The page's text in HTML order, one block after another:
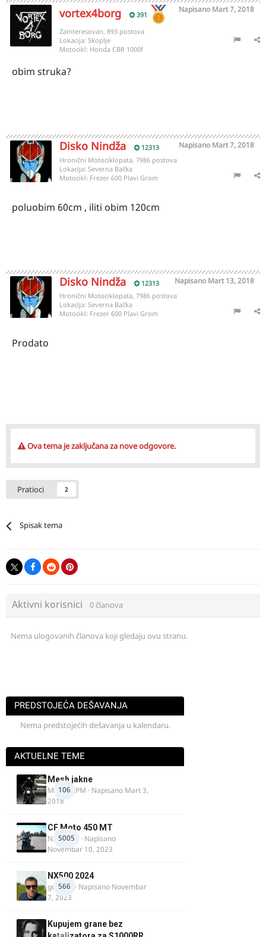
vortex4borg 391
Napisano Mart 7, 2018
Zainteresovan, 893 postova
Lokacija: Skoplje
Motocikl: Honda CBR 1000f
obim struka?
Disko Nindža 12313 Napisano Mart 7, 2018
Hronični Motociklopata, 7986 postova
Lokacija: Severna Bačka
Motocikl: Frezer 600 Plavi Grom
poluobim 60cm , iliti obim 120cm
Disko Nindža 12313 Napisano Mart 13, 2018
Hronični Motociklopata, 7986 postova
Lokacija: Severna Bačka
Motocikl: Frezer 600 Plavi Grom
Prodato
Ova tema je zaključana za nove odgovore.
Pratioci 2
Spisak tema
Aktivni korisnici 0 članova
Nema ulogovanih članova koji gledaju ovu stranu.
PREDSTOJEĆA DEŠAVANJA
Nema predstojećih dešavanja u kalendaru.
AKTUELNE TEME
106
Mesh jakne
MostarRPM · Napisano Mart 3,
2018
5005
CF Moto 450 MT
NIKOLA 1
· Napisano
Novembar 10, 2023
566
NX500 2024
godovic · Napisano Novembar
7, 2023
Kupujem grane bez